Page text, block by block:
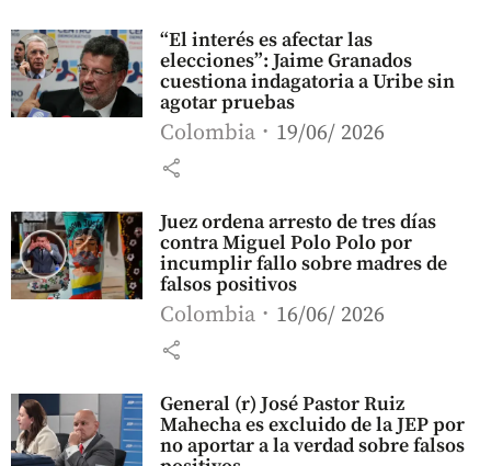
“El interés es afectar las
elecciones”: Jaime Granados
cuestiona indagatoria a Uribe sin
agotar pruebas
Colombia 19/06/ 2026
share
Juez ordena arresto de tres días
contra Miguel Polo Polo por
incumplir fallo sobre madres de
falsos positivos
Colombia 16/06/ 2026
share
General (r) José Pastor Ruiz
Mahecha es excluido de la JEP por
no aportar a la verdad sobre falsos